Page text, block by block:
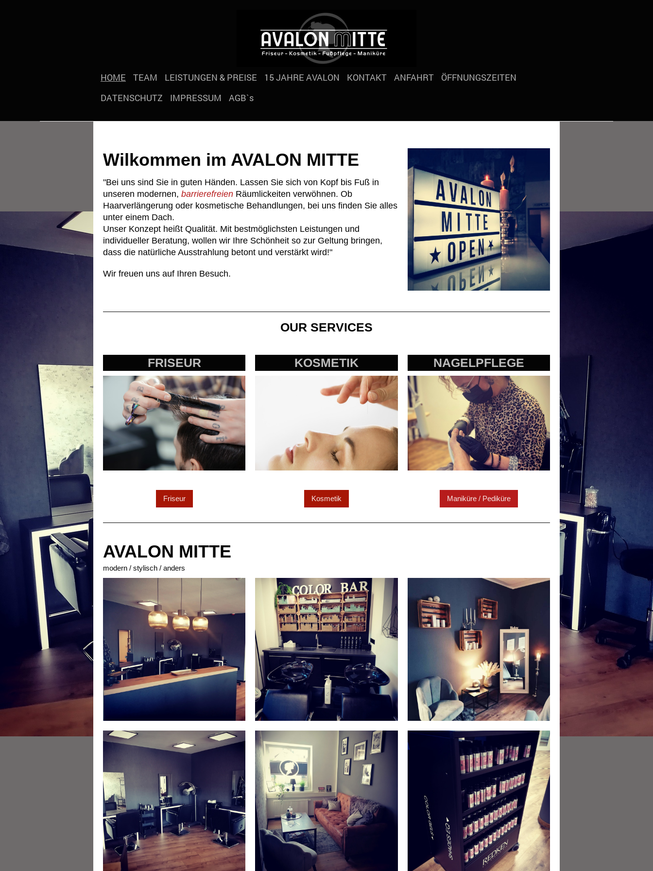
HOME TEAM LEISTUNGEN & PREISE 15 JAHRE AVALON KONTAKT ANFAHRT
ÖFFNUNGSZEITEN
DATENSCHUTZ
IMPRESSUM AGB`s
Wilkommen im AVALON MITTE
"Bei uns sind Sie in guten Händen. Lassen Sie sich von Kopf bis Fuß in
unseren modernen, barrierefreien Räumlickeiten verwöhnen. Ob
Haarverlängerung oder kosmetische Behandlungen, bei uns finden Sie alles
unter einem Dach.
Unser Konzept heißt Qualität. Mit bestmöglichsten Leistungen und
individueller Beratung, wollen wir Ihre Schönheit so zur Geltung bringen,
dass die natürliche Ausstrahlung betont und verstärkt wird!"
Wir freuen uns auf Ihren Besuch.
OUR SERVICES
FRISEUR
Friseur
KOSMETIK
Kosmetik
NAGELPFLEGE
Maniküre / Pediküre
AVALON MITTE
modern / stylisch / anders